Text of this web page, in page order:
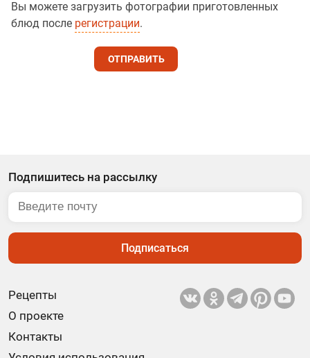
Вы можете загрузить фотографии приготовленных
блюд после регистрации.
ОТПРАВИТЬ
Рецепты
О проекте
Контакты
Подпишитесь на рассылку
Подписаться